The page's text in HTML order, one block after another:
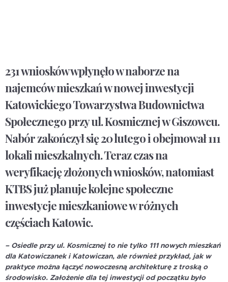
231 wniosków wpłynęło w naborze na
najemców mieszkań w nowej inwestycji
Katowickiego Towarzystwa Budownictwa
Społecznego przy ul. Kosmicznej w Giszowcu.
Nabór zakończył się 20 lutego i obejmował 111
lokali mieszkalnych. Teraz czas na
weryfikację złożonych wniosków, natomiast
KTBS już planuje kolejne społeczne
inwestycje mieszkaniowe w różnych
częściach Katowic.
– Osiedle przy ul. Kosmicznej to nie tylko 111 nowych mieszkań
dla Katowiczanek i Katowiczan, ale również przykład, jak w
praktyce można łączyć nowoczesną architekturę z troską o
środowisko. Założenie dla tej inwestycji od początku było